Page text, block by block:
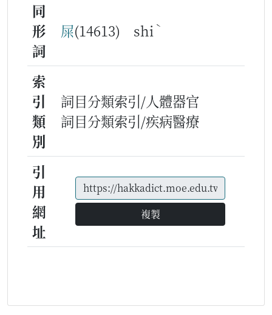
同
形
詞
屎(14613) shi ˋ
索
引
類
別
詞目分類索引/人體器官
詞目分類索引/疾病醫療
引
用
網
址
複製